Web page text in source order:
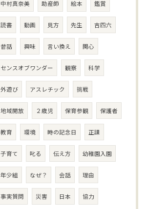
中村真奈美 助産師 絵本 鑑賞
読書 動画 見方 先生 吉四六
昔話 興味 言い換え 関心
センスオブワンダー 観察 科学
外遊び アスレチック 挑戦
地域開放 ２歳児 保育参観 保護者
教育 環境 時の記念日 正課
子育て 叱る 伝え方 幼稚園入園
年少組 なぜ？ 会話 理由
事実質問 災害 日本 協力